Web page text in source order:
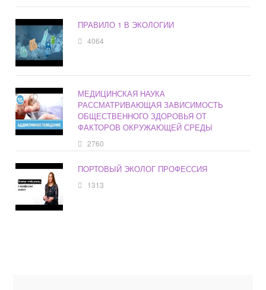
ПРАВИЛО 1 В ЭКОЛОГИИ
4064
МЕДИЦИНСКАЯ НАУКА
РАССМАТРИВАЮЩАЯ ЗАВИСИМОСТЬ
ОБЩЕСТВЕННОГО ЗДОРОВЬЯ ОТ
ФАКТОРОВ ОКРУЖАЮЩЕЙ СРЕДЫ
2760
ПОРТОВЫЙ ЭКОЛОГ ПРОФЕССИЯ
1313